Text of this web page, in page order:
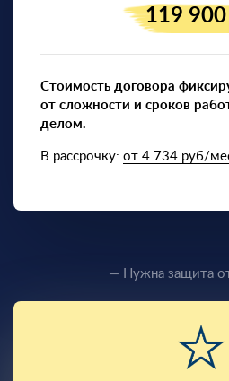
119 900
Стоимость договора
от сложности и сроков
делом.
В рассрочку: от 4 734 руб/
— Нужна защита